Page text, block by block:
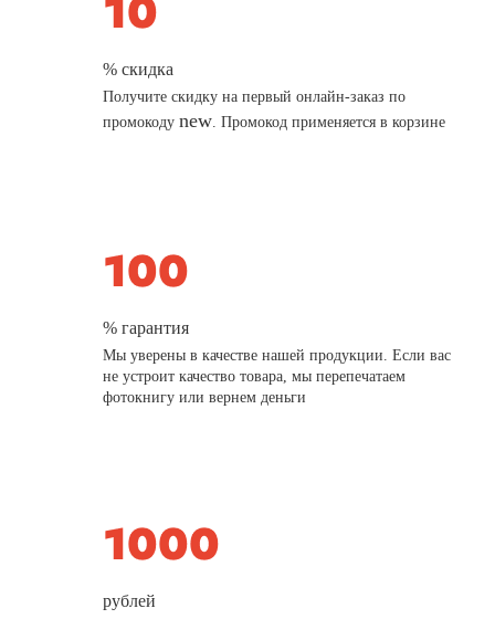
% скидка
Получите скидку на первый онлайн-заказ по
промокодуnew. Промокод применяется в корзине
% гарантия
Мы уверены в качестве нашей продукции. Если вас
не устроит качество товара, мы перепечатаем
фотокнигу или вернем деньги
рублей